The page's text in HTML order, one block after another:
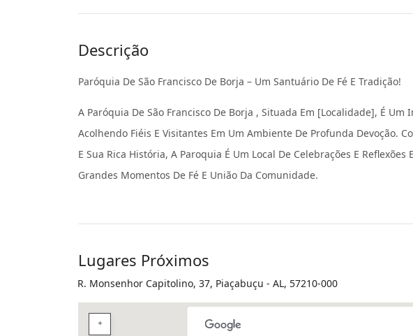
Descrição
Paróquia De São Francisco De Borja – Um Santuário De Fé E Tradição!
A Paróquia De São Francisco De Borja , Situada Em [localidade], É Um
Acolhendo Fiéis E Visitantes Em Um Ambiente De Profunda Devoção.
E Sua Rica História, A Paroquia É Um Local De Celebrações E
Grandes Momentos De Fé E União Da Comunidade.
Lugares Próximos
R. Monsenhor Capitolino, 37, Piaçabuçu - AL, 57210-000